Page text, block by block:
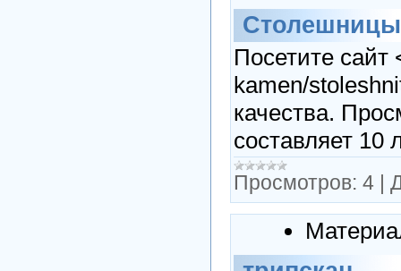
Столешницы
Посетите
kamen/
качества.
составляет
Просмотров: 4 |